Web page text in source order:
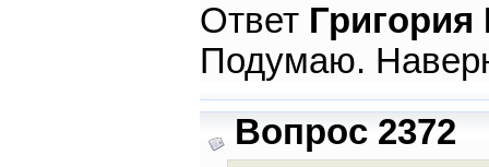
Ответ
Подумаю.
Вопрос 2372